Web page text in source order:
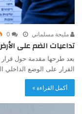
مليحة مسلماني 0
تداعيات الضم على
بعد طرحها مقدمة حول قرار
القرار على الوضع
أكمل القراءة »